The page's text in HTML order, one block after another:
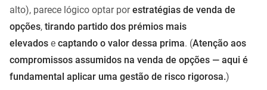
alto), parece lógico optar porestratégias de venda de
opções, tirando partido dos prémios mais
elevados e captando o valor dessa prima. (Atenção aos
compromissos assumidos na venda de opções — aqui é
fundamental aplicar uma gestão de risco rigorosa.)